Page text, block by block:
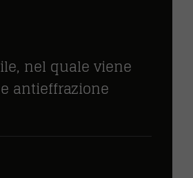
nel quale viene
antieffrazione